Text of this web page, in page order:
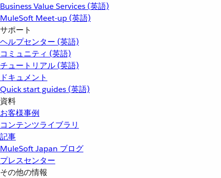
Business Value Services (英語)
MuleSoft Meet-up (英語)
サポート
ヘルプセンター (英語)
コミュニティ (英語)
チュートリアル (英語)
ドキュメント
Quick start guides (英語)
資料
お客様事例
コンテンツライブラリ
記事
MuleSoft Japan ブログ
プレスセンター
その他の情報